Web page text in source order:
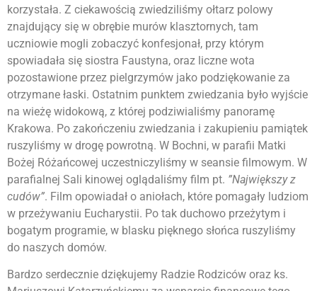
korzystała. Z ciekawością zwiedziliśmy ołtarz polowy
znajdujący się w obrębie murów klasztornych, tam
uczniowie mogli zobaczyć konfesjonał, przy którym
spowiadała się siostra Faustyna, oraz liczne wota
pozostawione przez pielgrzymów jako podziękowanie za
otrzymane łaski. Ostatnim punktem zwiedzania było wyjście
na wieżę widokową, z której podziwialiśmy panoramę
Krakowa. Po zakończeniu zwiedzania i zakupieniu pamiątek
ruszyliśmy w drogę powrotną. W Bochni, w parafii Matki
Bożej Różańcowej uczestniczyliśmy w seansie filmowym. W
parafialnej Sali kinowej oglądaliśmy film pt. ”Największy z
cudów”. Film opowiadał o aniołach, które pomagały ludziom
w przeżywaniu Eucharystii. Po tak duchowo przeżytym i
bogatym programie, w blasku pięknego słońca ruszyliśmy
do naszych domów.
Bardzo serdecznie dziękujemy Radzie Rodziców oraz ks.